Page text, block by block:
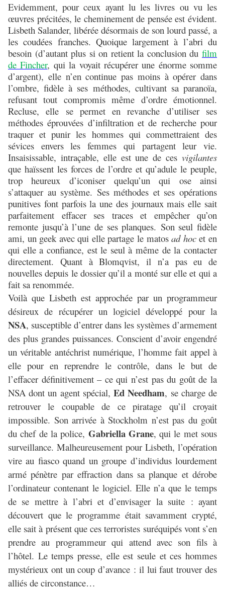
Evidemment, pour ceux ayant lu les livres ou vu les
œuvres précitées, le cheminement de pensée est évident.
Lisbeth Salander, libérée désormais de son lourd passé, a
les coudées franches. Quoique largement à l’abri du
besoin (d’autant plus si on retient la conclusion du film
de Fincher, qui la voyait récupérer une énorme somme
d’argent), elle n’en continue pas moins à opérer dans
l’ombre, fidèle à ses méthodes, cultivant sa paranoïa,
refusant tout compromis même d’ordre émotionnel.
Recluse, elle se permet en revanche d’utiliser ses
méthodes éprouvées d’infiltration et de recherche pour
traquer et punir les hommes qui commettraient des
sévices envers les femmes qui partagent leur vie.
Insaisissable, intraçable, elle est une de ces vigilantes
que haïssent les forces de l’ordre et qu’adule le peuple,
trop heureux d’iconiser quelqu’un qui ose ainsi
s’attaquer au système. Ses méthodes et ses opérations
punitives font parfois la une des journaux mais elle sait
parfaitement effacer ses traces et empêcher qu’on
remonte jusqu’à l’une de ses planques. Son seul fidèle
ami, un geek avec qui elle partage le matosad hocet en
qui elle a confiance, est le seul à même de la contacter
directement. Quant à Blomqvist, il n’a pas eu de
nouvelles depuis le dossier qu’il a monté sur elle et qui a
fait sa renommée.
Voilà que Lisbeth est approchée par un programmeur
désireux de récupérer un logiciel développé pour la
NSA, susceptible d’entrer dans les systèmes d’armement
des plus grandes puissances. Conscient d’avoir engendré
un véritable antéchrist numérique, l’homme fait appel à
elle pour en reprendre le contrôle, dans le but de
l’effacer définitivement – ce qui n’est pas du goût de la
NSA dont un agent spécial,Ed Needham, se charge de
retrouver le coupable de ce piratage qu’il croyait
impossible. Son arrivée à Stockholm n’est pas du goût
du chef de la police, Gabriella Grane, qui le met sous
surveillance. Malheureusement pour Lisbeth, l’opération
vire au fiasco quand un groupe d’individus lourdement
armé pénètre par effraction dans sa planque et dérobe
l’ordinateur contenant le logiciel. Elle n’a que le temps
de se mettre à l’abri et d’envisager la suite : ayant
découvert que le programme était savamment crypté,
elle sait à présent que ces terroristes suréquipés vont s’en
prendre au programmeur qui attend avec son fils à
l’hôtel. Le temps presse, elle est seule et ces hommes
mystérieux ont un coup d’avance : il lui faut trouver des
alliés de circonstance…